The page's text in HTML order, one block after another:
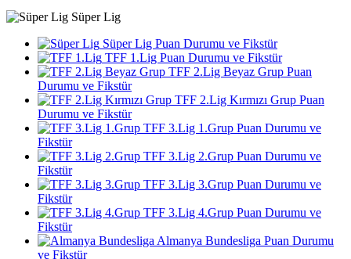
Süper Lig
Süper Lig Puan Durumu ve Fikstür
TFF 1.Lig Puan Durumu ve Fikstür
TFF 2.Lig Beyaz Grup Puan
Durumu ve Fikstür
TFF 2.Lig Kırmızı Grup Puan
Durumu ve Fikstür
TFF 3.Lig 1.Grup Puan Durumu ve
Fikstür
TFF 3.Lig 2.Grup Puan Durumu ve
Fikstür
TFF 3.Lig 3.Grup Puan Durumu ve
Fikstür
TFF 3.Lig 4.Grup Puan Durumu ve
Fikstür
Almanya Bundesliga Puan Durumu
ve Fikstür